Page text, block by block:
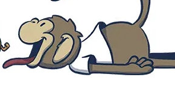
Hilfreichste Neueste